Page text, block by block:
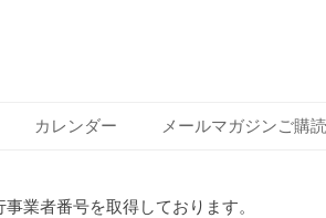
カレンダー メールマガジンご購
業者番号を取得しております。